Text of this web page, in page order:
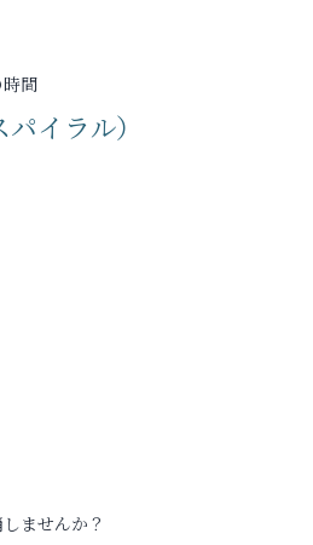
間
イラル）
ませんか？